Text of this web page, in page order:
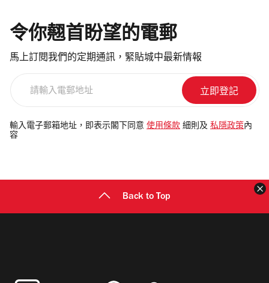
令你翹首盼望的電郵
馬上訂閱我們的定期通訊，緊貼城中最新情報
電
郵
輸入電子郵箱地址，即表示閣下同意 使用條款 細則及 私隱政策 內
容
Back to Top